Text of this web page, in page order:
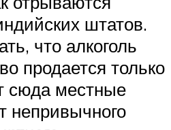
штатов.
что алкоголь
продается только
сюда местные
непривычного